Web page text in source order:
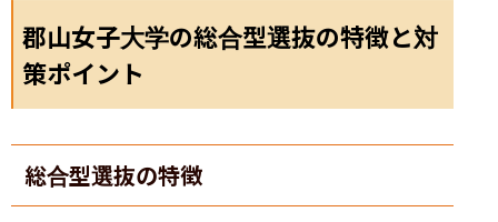
郡山女子大学の総合型選抜の特徴と対
策ポイント
総合型選抜の特徴